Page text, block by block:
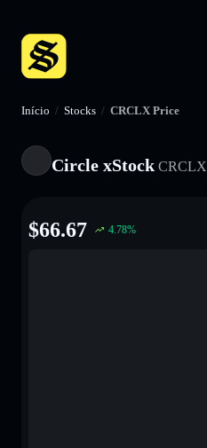
Início / Stocks / CRCLX Price
Circle xStock CRCLX
$66.67 4.78%